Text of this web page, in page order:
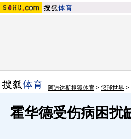
阿迪达斯搜狐体育 > 篮球世界 >
霍华德受伤病困扰